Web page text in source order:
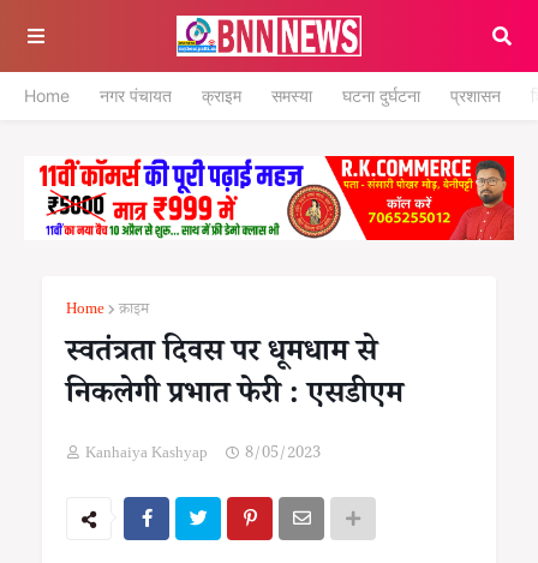
Home नगर पंचायत क्राइम समस्या घटना दुर्घटना प्रशासन
Home क्राइम
स्वतंत्रता दिवस पर धूमधाम से
निकलेगी प्रभात फेरी : एसडीएम
Kanhaiya Kashyap 8/05/2023